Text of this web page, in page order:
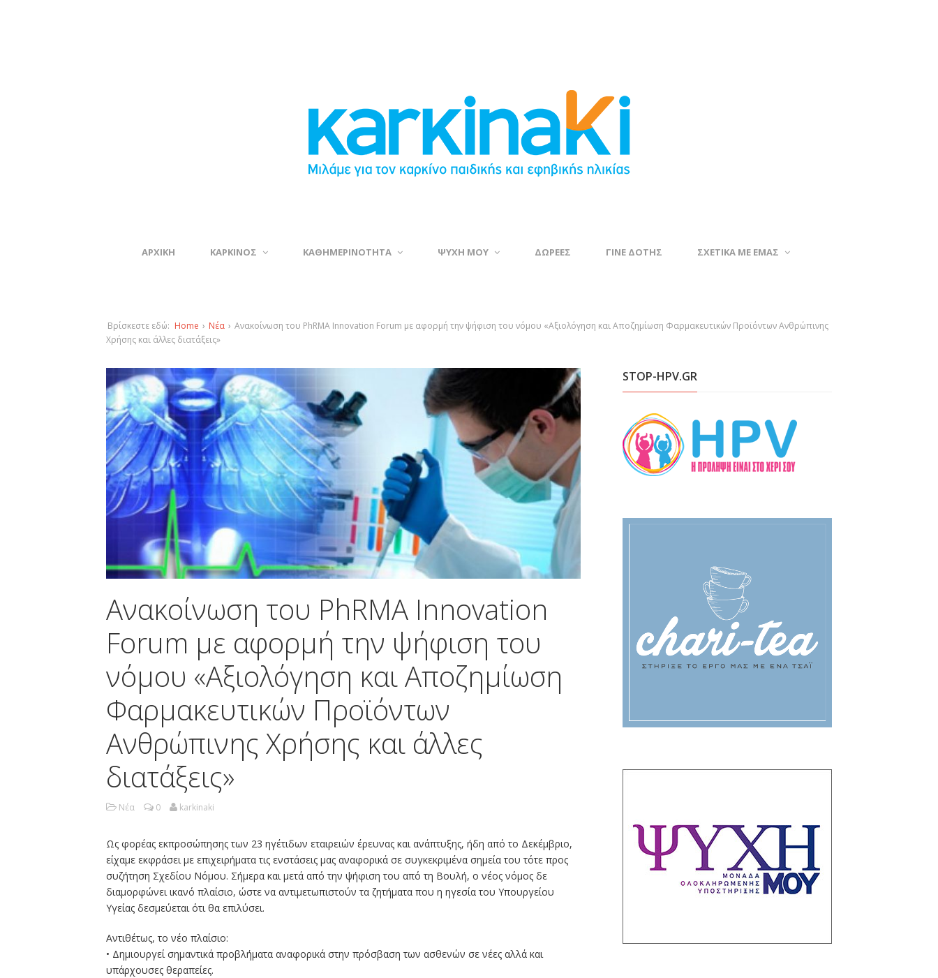
ΑΡΧΙΚΗ ΚΑΡΚΙΝΟΣ ΚΑΘΗΜΕΡΙΝΟΤΗΤΑ ΨΥΧΗ ΜΟΥ ΔΩΡΕΕΣ ΓΙΝΕ ΔΟΤΗΣ ΣΧΕΤΙΚΑ ΜΕ ΕΜΑΣ
Βρίσκεστε εδώ: Home › Νέα › Ανακοίνωση του PhRMA Innovation Forum με αφορμή την ψήφιση του νόμου «Αξιολόγηση και Αποζημίωση Φαρμακευτικών Προϊόντων Ανθρώπινης
Χρήσης και άλλες διατάξεις»
Ανακοίνωση του PhRMA Innovation
Forum με αφορμή την ψήφιση του
νόμου «Αξιολόγηση και Αποζημίωση
Φαρμακευτικών Προϊόντων
Ανθρώπινης Χρήσης και άλλες
διατάξεις»
Νέα 0 karkinaki
Ως φορέας εκπροσώπησης των 23 ηγέτιδων εταιρειών έρευνας και ανάπτυξης, ήδη από το Δεκέμβριο,
είχαμε εκφράσει με επιχειρήματα τις ενστάσεις μας αναφορικά σε συγκεκριμένα σημεία του τότε προς
συζήτηση Σχεδίου Νόμου. Σήμερα και μετά από την ψήφιση του από τη Βουλή, ο νέος νόμος δε
διαμορφώνει ικανό πλαίσιο, ώστε να αντιμετωπιστούν τα ζητήματα που η ηγεσία του Υπουργείου
Υγείας δεσμεύεται ότι θα επιλύσει.
Αντιθέτως, το νέο πλαίσιο:
• Δημιουργεί σημαντικά προβλήματα αναφορικά στην πρόσβαση των ασθενών σε νέες αλλά και
υπάρχουσες θεραπείες.
STOP-HPV.GR